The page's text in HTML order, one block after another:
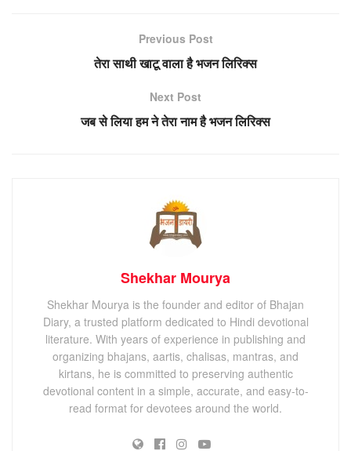
Previous Post
तेरा साथी खाटू वाला है भजन लिरिक्स
Next Post
जब से लिया हम ने तेरा नाम है भजन लिरिक्स
Shekhar Mourya
Shekhar Mourya is the founder and editor of Bhajan
Diary, a trusted platform dedicated to Hindi devotional
literature. With years of experience in publishing and
organizing bhajans, aartis, chalisas, mantras, and
kirtans, he is committed to preserving authentic
devotional content in a simple, accurate, and easy-to-
read format for devotees around the world.